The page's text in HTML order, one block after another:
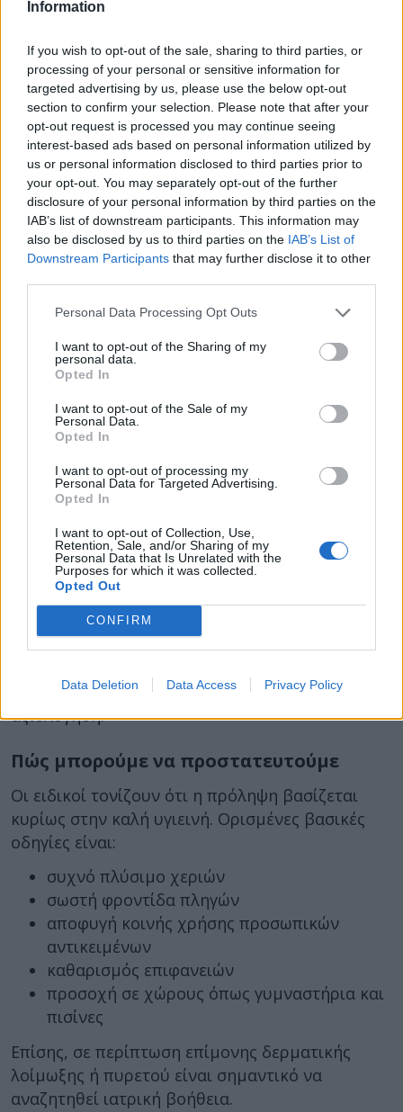
Information
If you wish to opt-out of the sale, sharing to third parties, or
processing of your personal or sensitive information for
targeted advertising by us, please use the below opt-out
section to confirm your selection. Please note that after your
opt-out request is processed you may continue seeing
interest-based ads based on personal information utilized by
us or personal information disclosed to third parties prior to
your opt-out. You may separately opt-out of the further
disclosure of your personal information by third parties on the
IAB’s list of downstream participants. This information may
also be disclosed by us to third parties on the IAB’s List of
Downstream Participants that may further disclose it to other
Personal Data Processing Opt Outs
I want to opt-out of the Sharing of my
personal data.
Opted In
I want to opt-out of the Sale of my
Personal Data.
Opted In
I want to opt-out of processing my
Personal Data for Targeted Advertising.
Opted In
I want to opt-out of Collection, Use,
Retention, Sale, and/or Sharing of my
Personal Data that Is Unrelated with the
Purposes for which it was collected.
Opted Out
CONFIRM
Data Deletion Data Access Privacy Policy
απομακρυνθεί το πύον και να καθαριστεί η
Σε πιο σοβαρές λοιμώξεις μπορεί να χρειαστεί
νοσηλεία στο νοσοκομείο. Αυτό συμβαίνει όταν
το βακτήριο περάσει στο αίμα ή προσβάλει
ζωτικά όργανα. Τότε τα αντιβιοτικά χορηγούνται
ενδοφλέβια.
Ιδιαίτερη περίπτωση είναι το MRSA (Methicillin-
Resistant Staphylococcus aureus). Πρόκειται για
στέλεχος του σταφυλόκοκκου που είναι
ανθεκτικό σε πολλά κοινά αντιβιοτικά. Για τον
αγωγή.
Σύμφωνα μεανασκόπηση που δημοσιεύθηκε
στο επιστημονικό περιοδικό Clinical
Microbiology Reviews , η σωστή επιλογή
αντιβιοτικών και η έγκαιρη παροχέτευση των
αποστημάτων, αποτελούν βασικούς παράγοντες
επιτυχούς θεραπείας των λοιμώξεων από
σταφυλόκοκκο.
Αντίστοιχα, μελέτη στο περιοδικό
Infectious Diseasesδείχνει ότι η έγκαιρη
διάγνωση μειώνει σημαντικά τον κίνδυνο
σοβαρών επιπλοκών. Ιδιαίτερα σε λοιμώξεις που
αφορούν το αίμα ή τους πνεύμονες. Για τον
λόγο αυτό οι γιατροί τονίζουν ότι κάθε πληγή
δερματική λοίμωξη, χρειάζεται ιατρική
αξιολόγηση.
Πώς μπορούμε να προστατευτούμε
Οι ειδικοί τονίζουν ότι η πρόληψη βασίζεται
κυρίως στην καλή υγιεινή. Ορισμένες βασικές
οδηγίες είναι:
συχνό πλύσιμο χεριών
σωστή φροντίδα πληγών
αποφυγή κοινής χρήσης προσωπικών
αντικειμένων
καθαρισμός επιφανειών
προσοχή σε χώρους όπως γυμναστήρια και
πισίνες
Επίσης, σε περίπτωση επίμονης δερματικής
λοίμωξης ή πυρετού είναι σημαντικό να
αναζητηθεί ιατρική βοήθεια.